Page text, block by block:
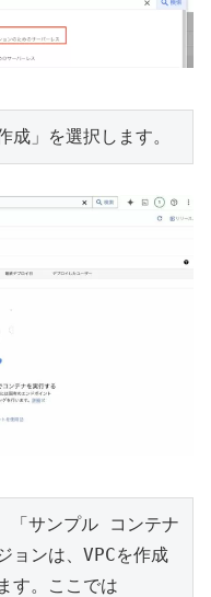
成」を選択します。
「サンプル コンテナ
ョンは、VPCを作成
す。ここでは